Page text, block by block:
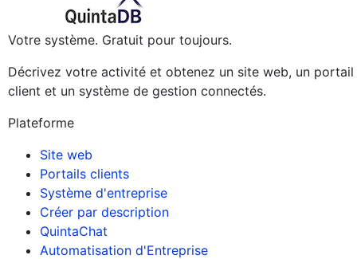
Votre système. Gratuit pour toujours.
Décrivez votre activité et obtenez un site web, un portail
client et un système de gestion connectés.
Plateforme
Site web
Portails clients
Système d'entreprise
Créer par description
QuintaChat
Automatisation d'Entreprise